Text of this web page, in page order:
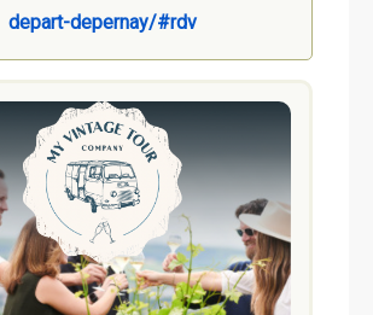
depart-depernay/#rdv